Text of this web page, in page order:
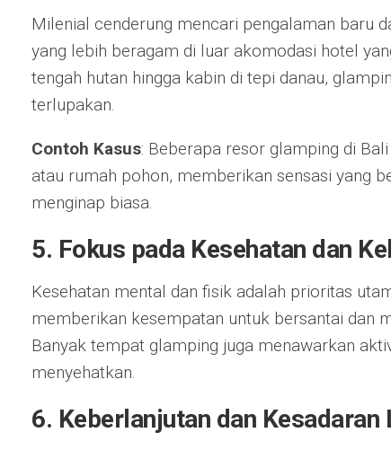
Milenial cenderung mencari pengalaman baru
yang lebih beragam di luar akomodasi hotel
tengah hutan hingga kabin di tepi danau,
terlupakan.
Contoh Kasus: Beberapa resor glamping di
atau rumah pohon, memberikan sensasi yang
menginap biasa.
5. Fokus pada Kesehatan dan
Kesehatan mental dan fisik adalah prioritas
memberikan kesempatan untuk bersantai dan
Banyak tempat glamping juga menawarkan
menyehatkan.
6. Keberlanjutan dan Kesadaran